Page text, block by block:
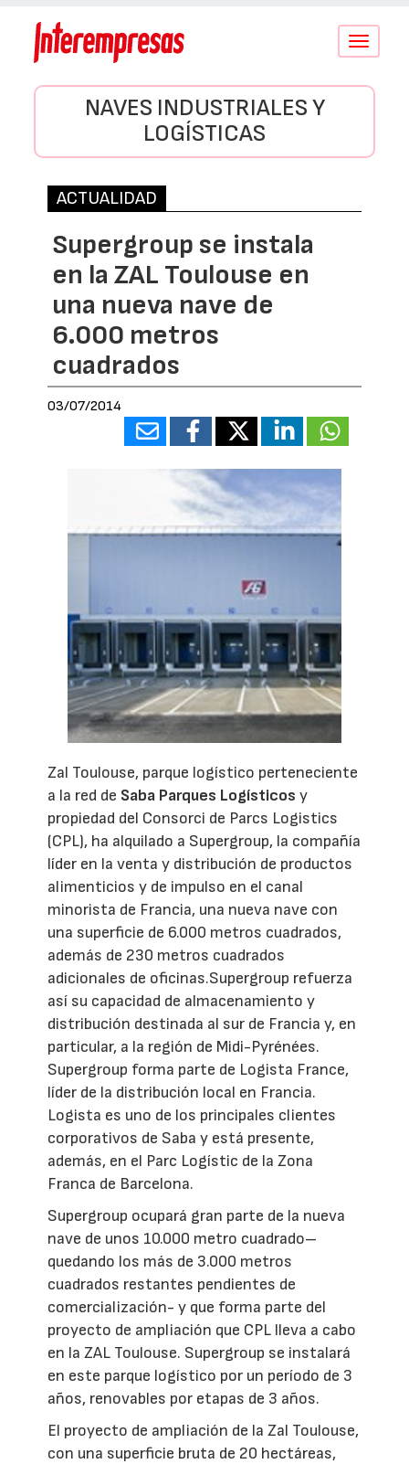
Conmutar
NAVES INDUSTRIALES Y
LOGÍSTICAS
ACTUALIDAD
Supergroup se instala
en la ZAL Toulouse en
una nueva nave de
6.000 metros
cuadrados
03/07/2014
Zal Toulouse, parque logístico perteneciente
a la red de Saba Parques Logísticos y
propiedad del Consorci de Parcs Logistics
(CPL), ha alquilado a Supergroup, la compañía
líder en la venta y distribución de productos
alimenticios y de impulso en el canal
minorista de Francia, una nueva nave con
una superficie de 6.000 metros cuadrados,
además de 230 metros cuadrados
adicionales de oficinas.Supergroup refuerza
así su capacidad de almacenamiento y
distribución destinada al sur de Francia y, en
particular, a la región de Midi-Pyrénées.
Supergroup forma parte de Logista France,
líder de la distribución local en Francia.
Logista es uno de los principales clientes
corporativos de Saba y está presente,
además, en el Parc Logístic de la Zona
Franca de Barcelona.
Supergroup ocupará gran parte de la nueva
nave de unos 10.000 metro cuadrado–
quedando los más de 3.000 metros
cuadrados restantes pendientes de
comercialización- y que forma parte del
proyecto de ampliación que CPL lleva a cabo
en la ZAL Toulouse. Supergroup se instalará
en este parque logístico por un período de 3
años, renovables por etapas de 3 años.
El proyecto de ampliación de la Zal Toulouse,
con una superficie bruta de 20 hectáreas,